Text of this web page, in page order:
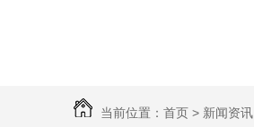
当前位置： 首页 > 新闻资讯